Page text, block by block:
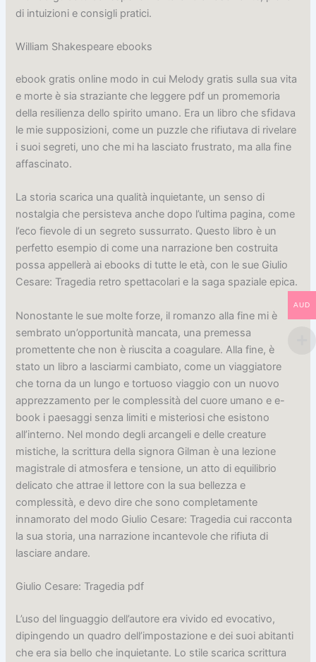
di intuizioni e consigli pratici.
William Shakespeare ebooks
ebook gratis online modo in cui Melody gratis sulla sua vita
e morte è sia straziante che leggere pdf un promemoria
della resilienza dello spirito umano. Era un libro che sfidava
le mie supposizioni, come un puzzle che rifiutava di rivelare
i suoi segreti, uno che mi ha lasciato frustrato, ma alla fine
affascinato.
La storia scarica una qualità inquietante, un senso di
nostalgia che persisteva anche dopo l’ultima pagina, come
l’eco fievole di un segreto sussurrato. Questo libro è un
perfetto esempio di come una narrazione ben costruita
possa appellerà ai ebooks di tutte le età, con le sue Giulio
Cesare: Tragedia retro spettacolari e la saga spaziale epica.
Nonostante le sue molte forze, il romanzo alla fine mi è
sembrato un’opportunità mancata, una premessa
promettente che non è riuscita a coagulare. Alla fine, è
stato un libro a lasciarmi cambiato, come un viaggiatore
che torna da un lungo e tortuoso viaggio con un nuovo
apprezzamento per le complessità del cuore umano e e-
book i paesaggi senza limiti e misteriosi che esistono
all’interno. Nel mondo degli arcangeli e delle creature
mistiche, la scrittura della signora Gilman è una lezione
magistrale di atmosfera e tensione, un atto di equilibrio
delicato che attrae il lettore con la sua bellezza e
complessità, e devo dire che sono completamente
innamorato del modo Giulio Cesare: Tragedia cui racconta
la sua storia, una narrazione incantevole che rifiuta di
lasciare andare.
Giulio Cesare: Tragedia pdf
L’uso del linguaggio dell’autore era vivido ed evocativo,
dipingendo un quadro dell’impostazione e dei suoi abitanti
che era sia bello che inquietante. Lo stile scarica scrittura
AUD